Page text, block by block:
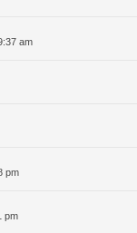
am
pm
pm